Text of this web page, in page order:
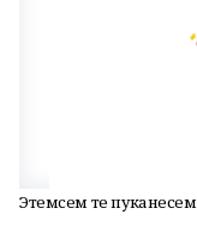
Этемсем те пуканесем